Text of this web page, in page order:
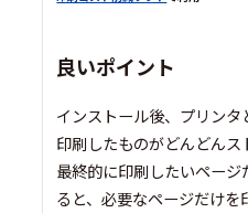
良いポイント
インストール後、プリン
印刷したものがどんどんス
最終的に印刷したいペー
ると、必要なページだけ